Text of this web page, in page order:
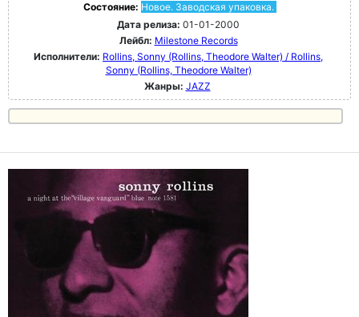
Состояние: Новое. Заводская упаковка.
Дата релиза: 01-01-2000
Лейбл: Milestone Records
Исполнители: Rollins, Sonny (Rollins, Theodore Walter) / Rollins,
Sonny (Rollins, Theodore Walter)
Жанры: JAZZ